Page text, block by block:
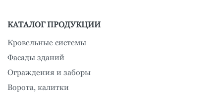
КАТАЛОГ ПРОДУКЦИИ
Кровельные системы
Фасады зданий
Ограждения и заборы
Ворота, калитки